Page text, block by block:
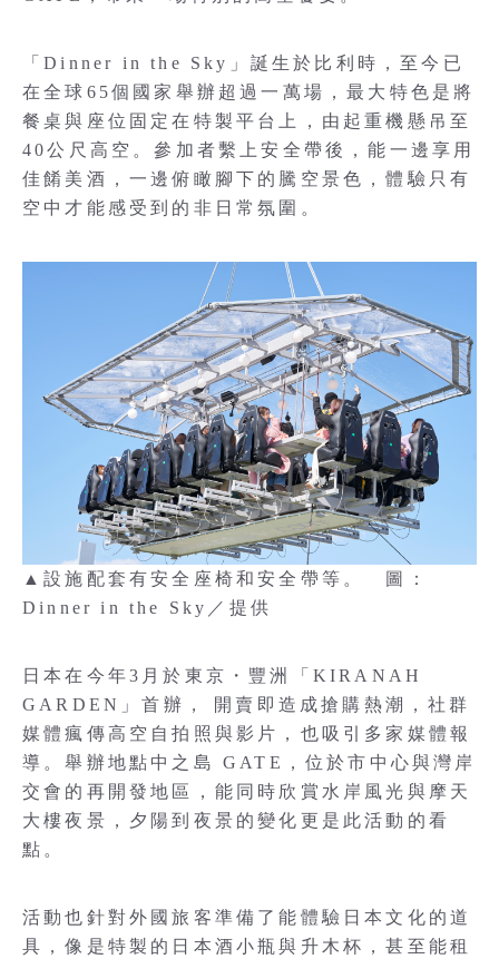
「Dinner in the Sky」誕生於比利時，至今已
在全球65個國家舉辦超過一萬場，最大特色是將
餐桌與座位固定在特製平台上，由起重機懸吊至
40公尺高空。參加者繫上安全帶後，能一邊享用
佳餚美酒，一邊俯瞰腳下的騰空景色，體驗只有
空中才能感受到的非日常氛圍。
▲設施配套有安全座椅和安全帶等。 圖：
Dinner in the Sky／提供
日本在今年3月於東京・豐洲「KIRANAH
GARDEN」首辦， 開賣即造成搶購熱潮，社群
媒體瘋傳高空自拍照與影片，也吸引多家媒體報
導。舉辦地點中之島 GATE，位於市中心與灣岸
交會的再開發地區，能同時欣賞水岸風光與摩天
大樓夜景，夕陽到夜景的變化更是此活動的看
點。
活動也針對外國旅客準備了能體驗日本文化的道
具，像是特製的日本酒小瓶與升木杯，甚至能租